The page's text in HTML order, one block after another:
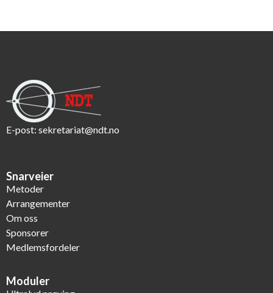
E-post: sekretariat@ndt.no
Snarveier
Metoder
Arrangementer
Om oss
Sponsorer
Medlemsfordeler
Moduler